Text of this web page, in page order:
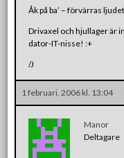
Åk på ba’ – förvärras
Drivaxel och hjullager är
dator-IT-nisse! :+
/J
1 februari, 2006 kl. 13:04
Manor
Deltagare